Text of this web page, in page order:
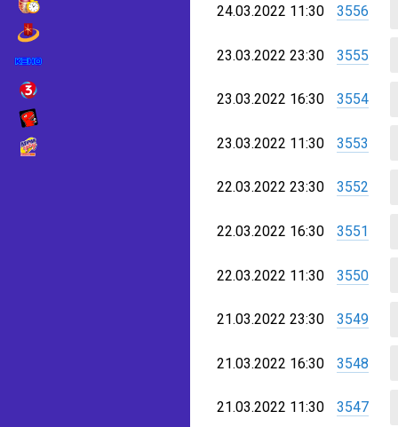
24.03.2022 11:30 3556
23.03.2022 23:30 3555
23.03.2022 16:30 3554
23.03.2022 11:30 3553
22.03.2022 23:30 3552
22.03.2022 16:30 3551
22.03.2022 11:30 3550
21.03.2022 23:30 3549
21.03.2022 16:30 3548
21.03.2022 11:30 3547